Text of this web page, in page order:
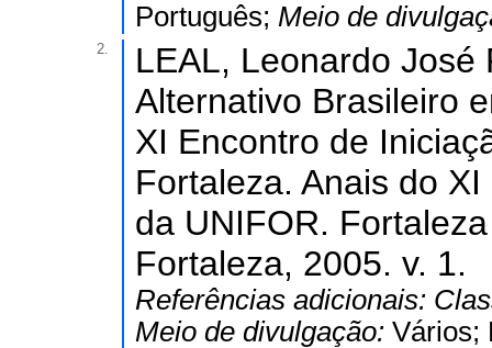
Português; Meio de
2.
LEAL, Leonardo José
Alternativo Brasileiro
XI Encontro de
Fortaleza. Anais do
da UNIFOR.
Fortaleza, 2005. v. 1.
Referências adicionais:
Meio de divulgação: Vários;